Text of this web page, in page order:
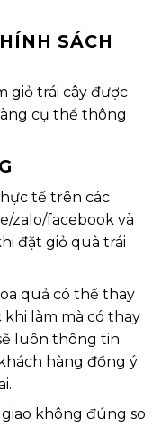
SÁCH
giỏ trái cây được
cụ thể thông
tế trên các
zalo/facebook và
đặt giỏ quà trái
quả có thể thay
làm mà có thay
luôn thông tin
hàng đồng ý
không đúng so